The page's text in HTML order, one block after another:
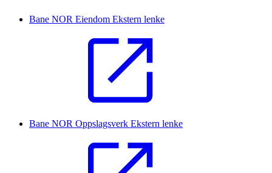
Bane NOR Eiendom Ekstern lenke
Bane NOR Oppslagsverk Ekstern lenke